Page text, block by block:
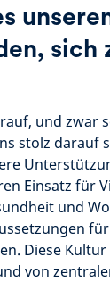
sich
und zwar
stolz darauf
Einsatz für
und
Diese
von